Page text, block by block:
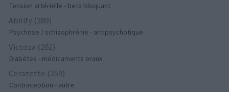
Tension artérielle - beta bloquant
Abilify (289)
Psychose / schizophrénie - antipsychotique
Victoza (261)
Diabètes - médicaments oraux
Cerazette (259)
Contraception - autre